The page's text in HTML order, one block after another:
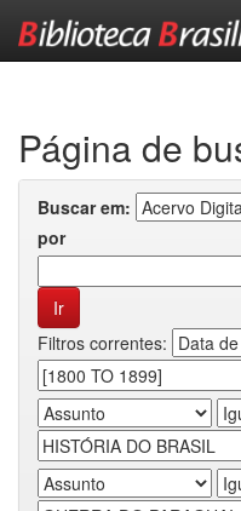
Página de
Buscar em:
por
Filtros correntes: